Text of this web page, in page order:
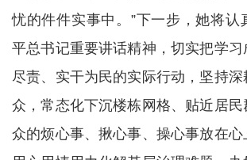
忧的件件实事中。”下一步，她将认
平总书记重要讲话精神，切实把学
尽责、实干为民的实际行动，坚持
众，常态化下沉楼栋网格、贴近居
众的烦心事、揪心事、操心事放在心